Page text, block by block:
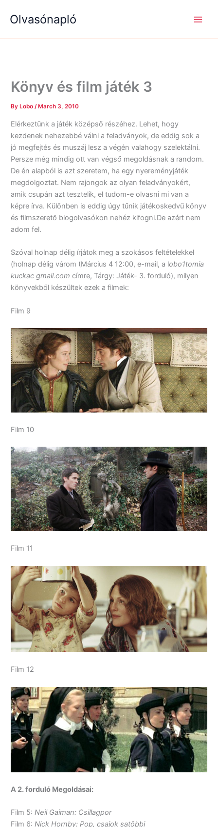
Olvasónapló
Könyv és film játék 3
By Lobo/ March 3, 2010
Elérkeztünk a játék középső részéhez. Lehet, hogy
kezdenek nehezebbé válni a feladványok, de eddig sok a
jó megfejtés és muszáj lesz a végén valahogy szelektálni.
Persze még mindig ott van végső megoldásnak a random.
De én alapból is azt szeretem, ha egy nyereményjáték
megdolgoztat. Nem rajongok az olyan feladványokért,
amik csupán azt tesztelik, el tudom-e olvasni mi van a
képre írva. Különben is eddig úgy tűnik játékoskedvű könyv
és filmszerető blogolvasókon nehéz kifogni.De azért nem
adom fel.
Szóval holnap délig írjátok meg a szokásos feltételekkel
(holnap délig várom (Március 4 12:00, e-mail, a lobo1tomia
kuckac gmail.com címre, Tárgy: Játék- 3. forduló), milyen
könyvekből készültek ezek a filmek:
Film 9
Film 10
Film 11
Film 12
A 2. forduló Megoldásai:
Film 5:Neil Gaiman: Csillagpor
Film 6:Nick Hornby: Pop, csajok satöbbi
e
a
é
g
k
é
g
k